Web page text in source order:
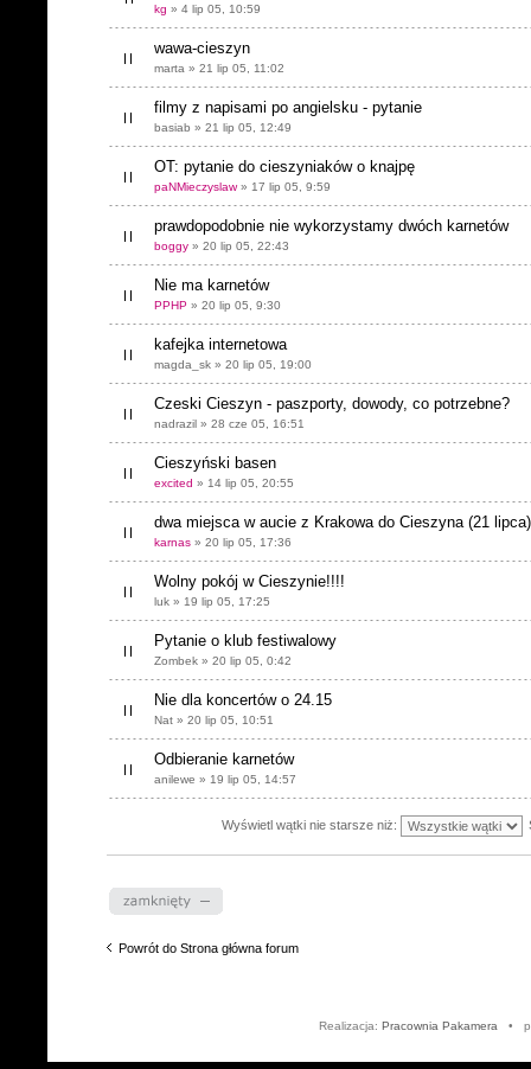
kg » 4 lip 05, 10:59
wawa-cieszyn
marta » 21 lip 05, 11:02
filmy z napisami po angielsku - pytanie
basiab » 21 lip 05, 12:49
OT: pytanie do cieszyniaków o knajpę
paNMieczyslaw» 17 lip 05, 9:59
prawdopodobnie nie wykorzystamy dwóch karnetów
boggy » 20 lip 05, 22:43
Nie ma karnetów
PPHP » 20 lip 05, 9:30
kafejka internetowa
magda_sk » 20 lip 05, 19:00
Czeski Cieszyn - paszporty, dowody, co potrzebne?
nadrazil » 28 cze 05, 16:51
Cieszyński basen
excited » 14 lip 05, 20:55
dwa miejsca w aucie z Krakowa do Cieszyna (21
karnas » 20 lip 05, 17:36
Wolny pokój w Cieszynie!!!!
luk » 19 lip 05, 17:25
Pytanie o klub festiwalowy
Zombek » 20 lip 05, 0:42
Nie dla koncertów o 24.15
Nat » 20 lip 05, 10:51
Odbieranie karnetów
anilewe » 19 lip 05, 14:57
Wyświetl wątki nie starsze niż:
Dział zablokowany
Powrót do Strona główna forum
Realizacja: Pracownia Pakamera •